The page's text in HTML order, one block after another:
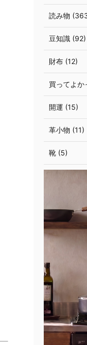
読み物
豆知識 (92)
財布 (12)
買ってよか
開運 (15)
革小物 (11)
靴 (5)